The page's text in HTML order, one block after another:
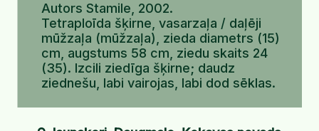
Autors Stamile, 2002.
Tetraploīda šķirne, vasarzaļa / daļēji
mūžzaļa (mūžzaļa), zieda diametrs (15)
cm, augstums 58 cm, ziedu skaits 24
(35). Izcili ziedīga šķirne; daudz
ziednešu, labi vairojas, labi dod sēklas.